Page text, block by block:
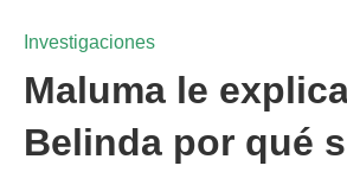
Investigaciones
Maluma le
Belinda por qué